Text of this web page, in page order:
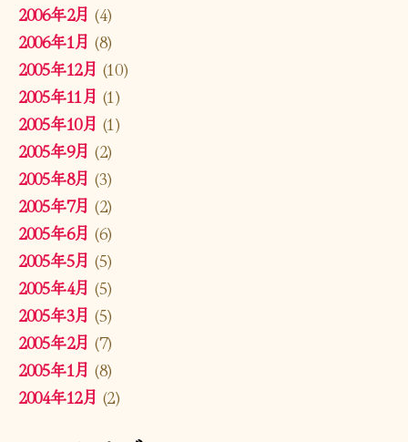
2006年2月 (4)
2006年1月 (8)
2005年12月 (10)
2005年11月 (1)
2005年10月 (1)
2005年9月 (2)
2005年8月 (3)
2005年7月 (2)
2005年6月 (6)
2005年5月 (5)
2005年4月 (5)
2005年3月 (5)
2005年2月 (7)
2005年1月 (8)
2004年12月 (2)